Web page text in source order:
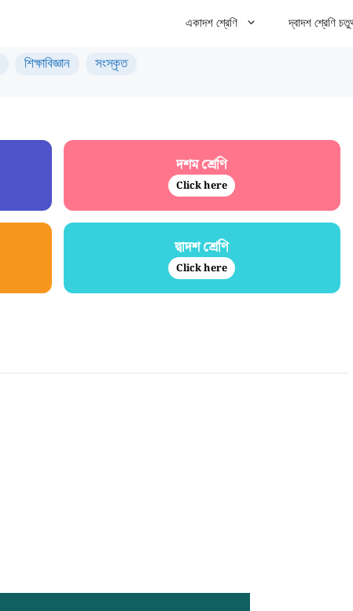
একাদশ শ্রেণি দ্বাদশ শ্রেণি
শিক্ষাবিজ্ঞান সংস্কৃত
দশম শ্রেণি
Click here
দ্বাদশ শ্রেণি
Click here